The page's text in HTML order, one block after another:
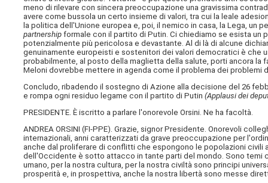
meno di rilevare con sincera preoccupazione una gravissima
avere come bussola un certo insieme di valori, tra cui la leale
la politica dell'Unione europea e, poi, il nemico in casa, la Lega, un
partnership formale con il partito di Putin. Ci chiediamo se esista un
potenzialmente più pericolosa e devastante. Al di là di alcune
genuinamente europeisti e sostenitori dei valori democratici è che
probabilmente, al posto della maglietta della salute, porti ancora la
Meloni dovrebbe mettere in agenda come il problema dei problemi
Concludo, ribadendo il sostegno di Azione alla decisione del 26
e rompa ogni residuo legame con il partito di Putin(Applausi dei
PRESIDENTE. È iscritto a parlare l'onorevole Orsini. Ne ha facoltà.
ANDREA ORSINI (FI-PPE). Grazie, signor Presidente. Onorevoli
internazionali, anni caratterizzati da grave preoccupazione per
anche dal proliferare di conflitti che espongono le popolazioni civili
dell'Occidente è sotto attacco in tante parti del mondo. Sono temi
umano, per la nostra cultura, per la nostra civiltà sono principi
prosperità e, in prospettiva, anche la nostra libertà sono messe